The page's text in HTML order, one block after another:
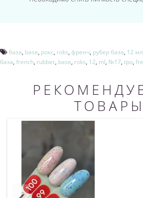
база, base, рокс, roks, френч, рубер база, 12 мл
база, french, rubber, base, roks, 12, ml, №17, tpo,
ТОВАРЫ